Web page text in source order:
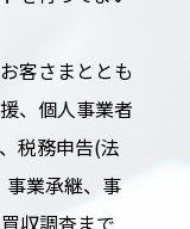
客さまととも
、個人事業者
税務申告(法
業承継、事